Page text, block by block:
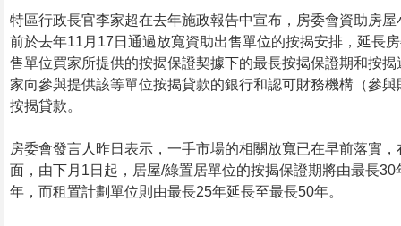
們
特區行政長官李家超在去年施政報告中宣布，房委會資助房
前於去年11月17日通過放寬資助出售單位的按揭安排，延長
售單位買家所提供的按揭保證契據下的最長按揭保證期和按
家向參與提供該等單位按揭貸款的銀行和認可財務機構（參
按揭貸款。
房委會發言人昨日表示，一手市場的相關放寬已在早前落實
面，由下月1日起，居屋/綠置居單位的按揭保證期將由最長30
年，而租置計劃單位則由最長25年延長至最長50年。